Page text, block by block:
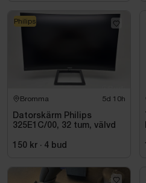
Bromma 5d 10h
Datorskärm Philips
325E1C/00, 32 tum, välvd
150 kr · 4 bud
Philips